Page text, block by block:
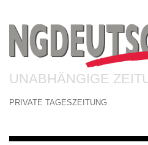
UNABHÄNGIGE
PRIVATE TAGESZEITUNG